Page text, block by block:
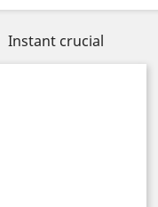
Instant crucial